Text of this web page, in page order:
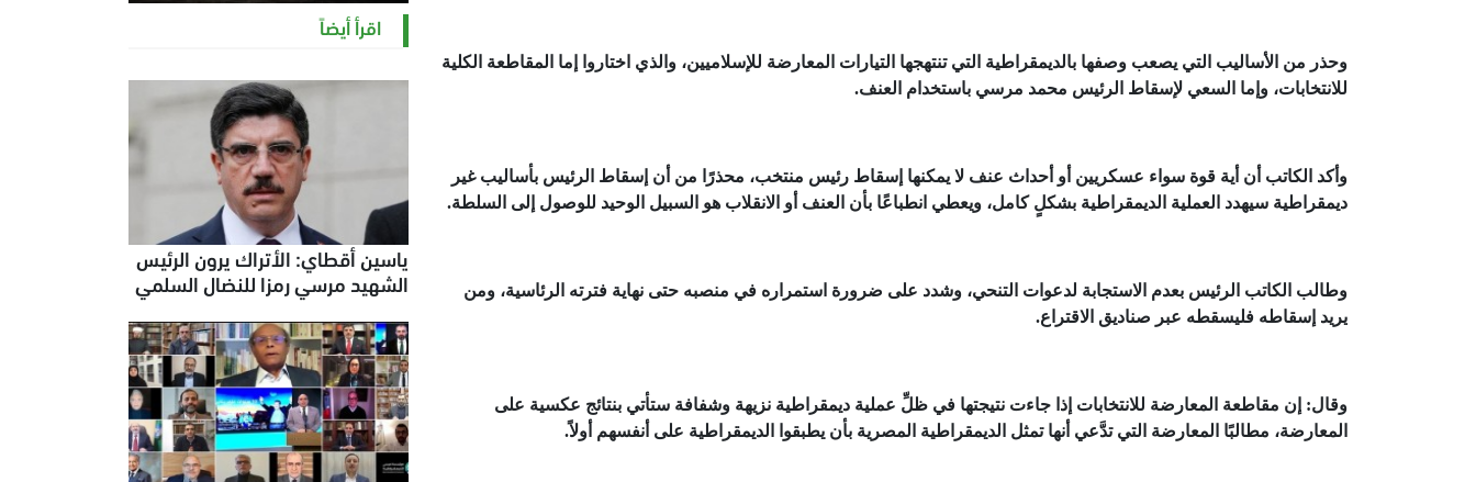
وحذر من الأساليب التي يصعب وصفها بالديمقراطية التي تنتهجها التيارات المعارضة للإسلاميين، والذي اختاروا إما المقاطعة الكلية
للانتخابات، وإما السعي لإسقاط الرئيس محمد مرسي باستخدام العنف.
وأكد الكاتب أن أية قوة سواء عسكريين أو أحداث عنف لا يمكنها إسقاط رئيس منتخب، محذرًا من أن إسقاط الرئيس بأساليب غير
ديمقراطية سيهدد العملية الديمقراطية بشكلٍ كامل، ويعطي انطباعًا بأن العنف أو الانقلاب هو السبيل الوحيد للوصول إلى السلطة.
وطالب الكاتب الرئيس بعدم الاستجابة لدعوات التنحي، وشدد على ضرورة استمراره في منصبه حتى نهاية فترته الرئاسية، ومن
يريد إسقاطه فليسقطه عبر صناديق الاقتراع.
وقال: إن مقاطعة المعارضة للانتخابات إذا جاءت نتيجتها في ظلِّ عملية ديمقراطية نزيهة وشفافة ستأتي بنتائج عكسية على
المعارضة، مطالبًا المعارضة التي تدَّعي أنها تمثل الديمقراطية المصرية بأن يطبقوا الديمقراطية على أنفسهم أولاً.
الخميس 6 أغسطس 2026 11:12 ص
اقرأ أيضاً
ياسين أقطاي: الأتراك يرون الرئيس
الشهيد مرسي رمزا للنضال السلمي